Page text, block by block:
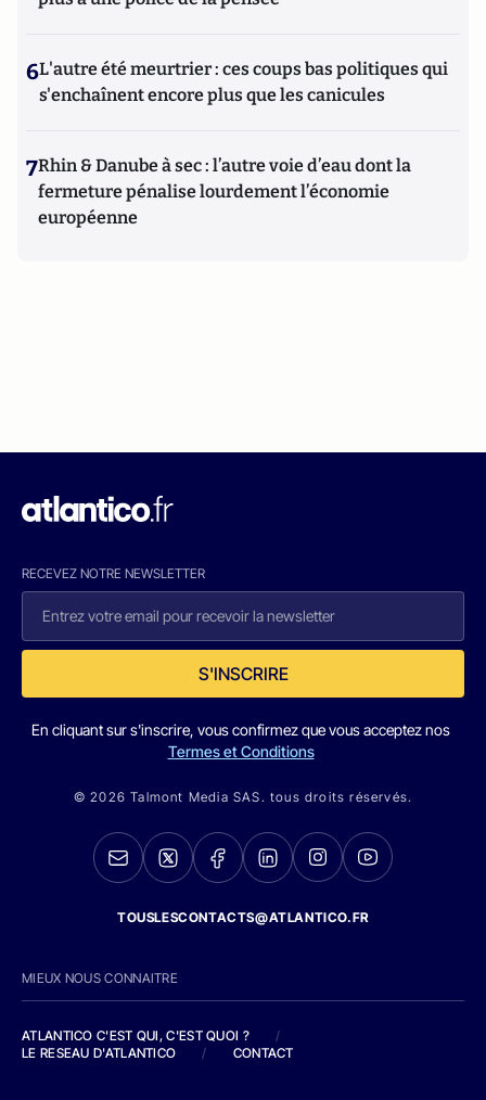
6L'autre été meurtrier : ces coups bas politiques qui
s'enchaînent encore plus que les canicules
7Rhin & Danube à sec : l’autre voie d’eau dont la
fermeture pénalise lourdement l’économie
européenne
RECEVEZ NOTRE NEWSLETTER
S'INSCRIRE
En cliquant sur s'inscrire, vous confirmez que vous acceptez nos
Termes et Conditions
© 2026 Talmont Media SAS. tous droits réservés.
TOUSLESCONTACTS@ATLANTICO.FR
MIEUX NOUS CONNAITRE
ATLANTICO C'EST QUI, C'EST QUOI ?
/
LE RESEAU D'ATLANTICO
/ CONTACT